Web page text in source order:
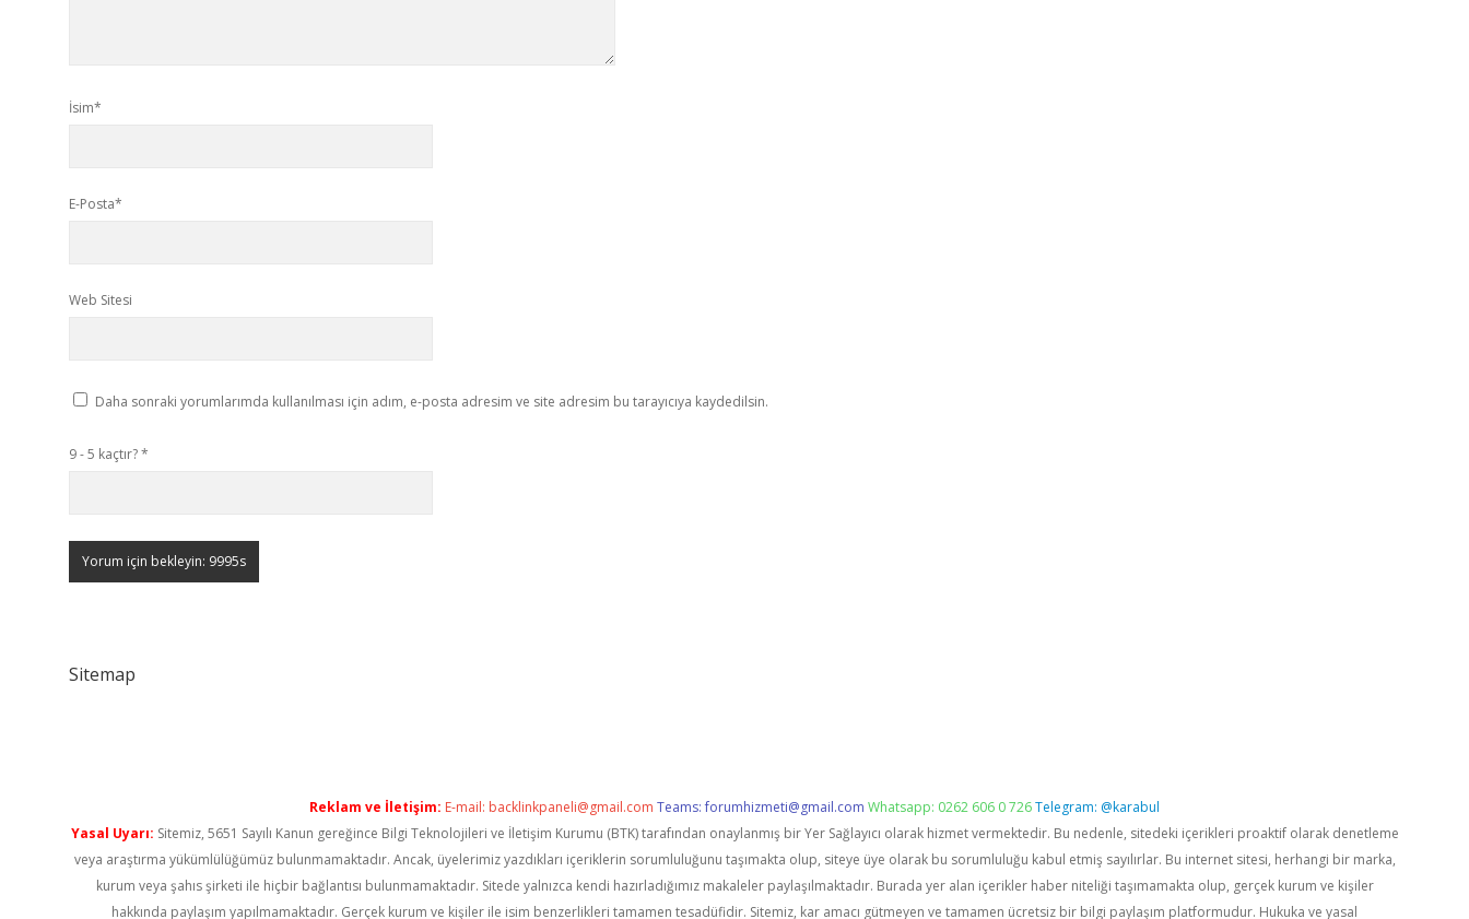
İsim*
E-Posta*
Web Sitesi
Daha sonraki yorumlarımda kullanılması için adım, e-posta adresim ve site adresim bu tarayıcıya kaydedilsin.
9 - 5 kaçtır?*
Sitemap
Reklam ve İletişim: E-mail: backlinkpaneli@gmail.com Teams:forumhizmeti@gmail.com Whatsapp: 0262 606 0 726Telegram: @karabul
Yasal Uyarı: Sitemiz, 5651 Sayılı Kanun gereğince Bilgi Teknolojileri ve İletişim Kurumu (BTK) tarafından onaylanmış bir Yer Sağlayıcı olarak hizmet vermektedir. Bu nedenle, sitedeki içerikleri proaktif olarak denetleme
veya araştırma yükümlülüğümüz bulunmamaktadır. Ancak, üyelerimiz yazdıkları içeriklerin sorumluluğunu taşımakta olup, siteye üye olarak bu sorumluluğu kabul etmiş sayılırlar. Bu internet sitesi, herhangi bir marka,
kurum veya şahıs şirketi ile hiçbir bağlantısı bulunmamaktadır. Sitede yalnızca kendi hazırladığımız makaleler paylaşılmaktadır. Burada yer alan içerikler haber niteliği taşımamakta olup, gerçek kurum ve kişiler
hakkında paylaşım yapılmamaktadır. Gerçek kurum ve kişiler ile isim benzerlikleri tamamen tesadüfidir. Sitemiz, kar amacı gütmeyen ve tamamen ücretsiz bir bilgi paylaşım platformudur. Hukuka ve yasal